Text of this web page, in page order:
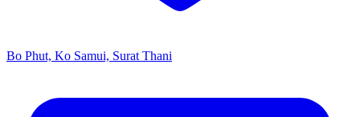
Bo Phut, Ko Samui, Surat Thani